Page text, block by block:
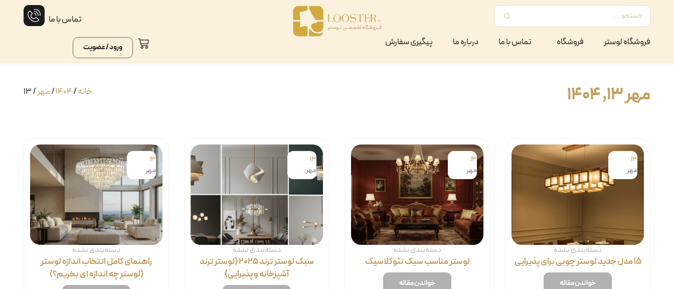
تماس با ما
فروشگاه لوستر
فروشگاه تماس با ما درباره ما پیگیری سفارش ورود / عضویت
مهر ۱۳, ۱۴۰۴ خانه/
1404
/مهر/ 13
13
مهر
دسته‌بندی نشده
۱۵ مدل جدید لوستر چوبی برای پذیرایی
خواندن مقاله
13
مهر
دسته‌بندی نشده
لوستر مناسب سبک نئوکلاسیک
خواندن مقاله
13
مهر
دسته‌بندی نشده
سبک لوستر ترند ۲۰۲۵ (لوستر ترند
آشپزخانه و پذیرایی)
13
مهر
دسته‌بندی نشده
راهنمای کامل انتخاب اندازه لوستر
(لوستر چه اندازه ای بخریم؟)